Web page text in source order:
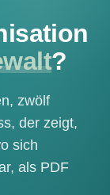
?
zwölf
der zeigt,
sich
als PDF